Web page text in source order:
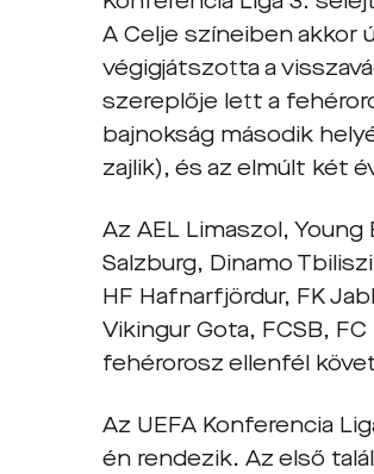
A Celje színeiben akkor
végigjátszotta a
szereplője lett a
bajnokság második
zajlik), és az elmúlt két
Az AEL Limaszol,
Salzburg, Dinamo
HF Hafnarfjördur, FK
Vikingur Gota, FCSB,
fehérorosz ellenfél
Az UEFA Konferencia
én rendezik. Az első